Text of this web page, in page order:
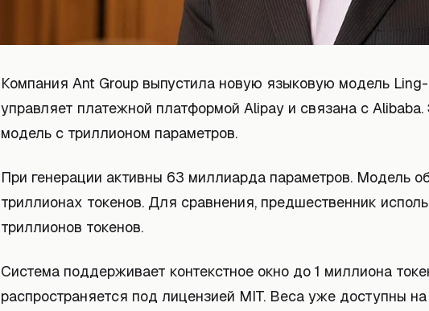
Компания Ant Group выпустила новую языковую модель
управляет платежной платформой Alipay и связана с Alibaba.
модель с триллионом параметров.
При генерации активны 63 миллиарда параметров. Модель
триллионах токенов. Для сравнения, предшественник
триллионов токенов.
Система поддерживает контекстное окно до 1 миллиона
распространяется под лицензией MIT. Веса уже доступны